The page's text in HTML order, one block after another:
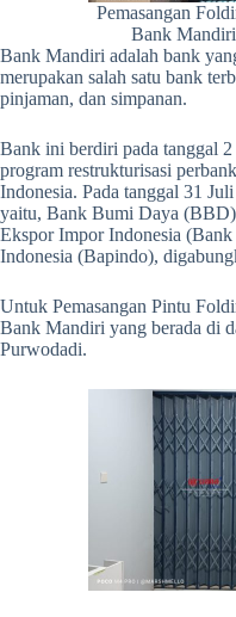
Pemasangan
Bank
Bank Mandiri adalah bank
merupakan salah satu bank
pinjaman, dan simpanan.
Bank ini berdiri pada tanggal
program restrukturisasi
Indonesia. Pada tanggal 31
yaitu, Bank Bumi Daya
Ekspor Impor Indonesia
Indonesia (Bapindo),
Untuk Pemasangan Pintu
Bank Mandiri yang berada di
Purwodadi.